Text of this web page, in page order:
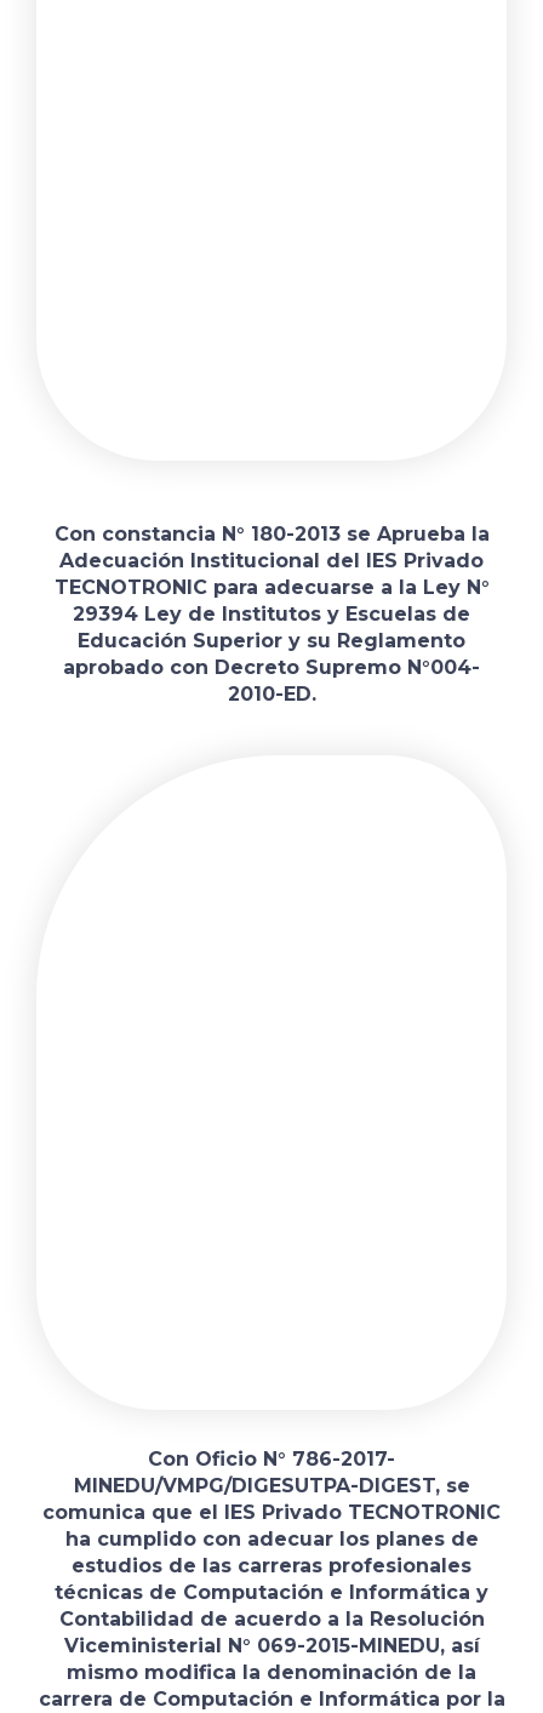
Con constancia N° 180-2013 se Aprueba la
Adecuación Institucional del IES Privado
TECNOTRONIC para adecuarse a la Ley N°
29394 Ley de Institutos y Escuelas de
Educación Superior y su Reglamento
aprobado con Decreto Supremo N°004-
2010-ED.
Con Oficio N° 786-2017-
MINEDU/VMPG/DIGESUTPA-DIGEST, se
comunica que el IES Privado TECNOTRONIC
ha cumplido con adecuar los planes de
estudios de las carreras profesionales
técnicas de Computación e Informática y
Contabilidad de acuerdo a la Resolución
Viceministerial N° 069-2015-MINEDU, así
mismo modifica la denominación de la
carrera de Computación e Informática por la